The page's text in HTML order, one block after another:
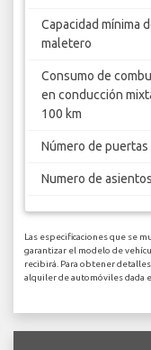
Capacidad mínima
maletero
Consumo de
en conducción
100 km
Número de puertas
Numero de asientos
Las especificaciones que se
garantizar el modelo de
recibirá. Para obtener
alquiler de automóviles dada